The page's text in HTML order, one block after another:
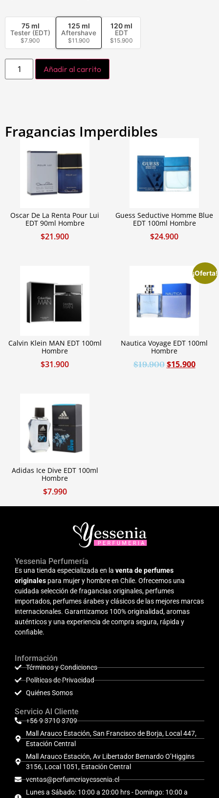
75 ml
Tester (EDT)
$7.900
125 ml
Aftershave
$11.900
120 ml
EDT
$15.900
Añadir al carrito
Fragancias Imperdibles
Oscar De La Renta Pour Lui
EDT 90ml Hombre
$21.900
Guess Seductive Homme Blue
EDT 100ml Hombre
$24.900
Calvin Klein MAN EDT 100ml
Hombre
$31.900
¡Oferta!
Nautica Voyage EDT 100ml
Hombre
$19.900 $15.900
Adidas Ice Dive EDT 100ml
Hombre
$7.990
Yessenia Perfumería
Es una tienda especializada en la venta de perfumes
originales para mujer y hombre en Chile. Ofrecemos una
cuidada selección de fragancias originales, perfumes
importados, perfumes árabes y clásicos de las mejores marcas
internacionales. Garantizamos 100% originalidad, aromas
auténticos y una experiencia de compra segura, rápida y
confiable.
Información
Términos y Condiciones
Políticas de Privacidad
Quiénes Somos
Servicio Al Cliente
+56 9 3710 3709
Mall Arauco Estación, San Francisco de Borja, Local 447,
Estación Central
Mall Arauco Estación, Av Libertador Bernardo O’Higgins
3156, Local 1051, Estación Central
ventas@perfumeriayessenia.cl
Lunes a Sábado: 10:00 a 20:00 hrs - Domingo: 10:00 a